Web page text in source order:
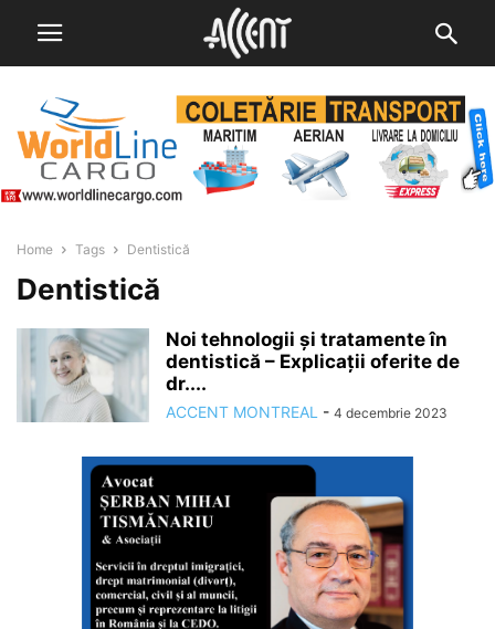
Home Tags Dentistică
Dentistică
Noi tehnologii și tratamente în
dentistică – Explicații oferite de
dr....
ACCENT MONTREAL - 4 decembrie 2023